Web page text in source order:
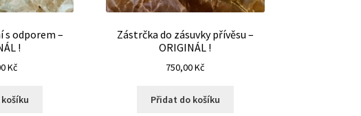
s odporem –
!
Kč
Zástrčka do zásuvky přívěsu –
ORIGINÁL !
750,00Kč
Přidat do košíku